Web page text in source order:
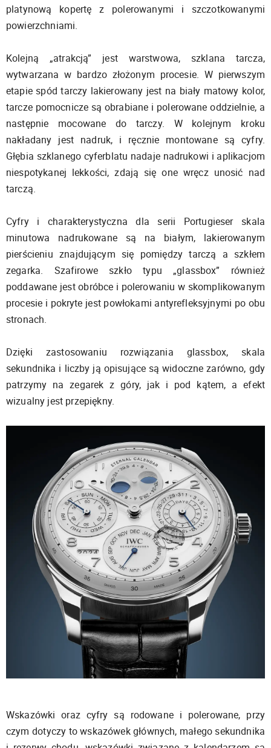
platynową kopertę z polerowanymi i szczotkowanymi
powierzchniami.
Kolejną „atrakcją” jest warstwowa, szklana tarcza,
wytwarzana w bardzo złożonym procesie. W pierwszym
etapie spód tarczy lakierowany jest na biały matowy kolor,
tarcze pomocnicze są obrabiane i polerowane oddzielnie, a
następnie mocowane do tarczy. W kolejnym kroku
nakładany jest nadruk, i ręcznie montowane są cyfry.
Głębia szklanego cyferblatu nadaje nadrukowi i aplikacjom
niespotykanej lekkości, zdają się one wręcz unosić nad
tarczą.
Cyfry i charakterystyczna dla serii Portugieser skala
minutowa nadrukowane są na białym, lakierowanym
pierścieniu znajdującym się pomiędzy tarczą a szkłem
zegarka. Szafirowe szkło typu „glassbox” również
poddawane jest obróbce i polerowaniu w skomplikowanym
procesie i pokryte jest powłokami antyrefleksyjnymi po obu
stronach.
Dzięki zastosowaniu rozwiązania glassbox, skala
sekundnika i liczby ją opisujące są widoczne zarówno, gdy
patrzymy na zegarek z góry, jak i pod kątem, a efekt
wizualny jest przepiękny.
Wskazówki oraz cyfry są rodowane i polerowane, przy
czym dotyczy to wskazówek głównych, małego sekundnika